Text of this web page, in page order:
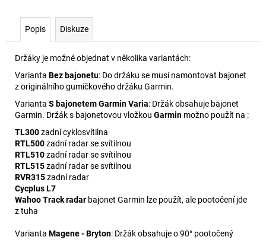
Popis Diskuze
Držáky je možné objednat v několika variantách:
Varianta Bez bajonetu: Do držáku se musí namontovat bajonet
z originálního gumičkového držáku Garmin.
Varianta S bajonetem Garmin Varia: Držák obsahuje bajonet
Garmin. Držák s bajonetovou vložkou Garmin možno použít na :
TL300zadní cyklosvítilna
RTL500zadní radar se svítilnou
RTL510zadní radar se svítilnou
RTL515zadní radar se svítilnou
RVR315zadní radar
Cycplus L7
Wahoo Track radar bajonet Garmin lze použít, ale pootočení jde
z tuha
Varianta Magene - Bryton: Držák obsahuje o 90° pootočený